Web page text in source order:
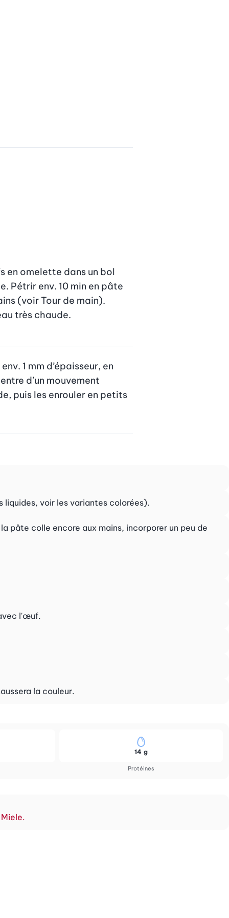
en omelette dans un bol
env. 10 min en pâte
(voir Tour de main).
très chaude.
1 mm d’épaisseur, en
d’un mouvement
puis les enrouler en petits
liquides, voir les variantes colorées).
pâte colle encore aux mains, incorporer un peu de
l'œuf.
la couleur.
Protéines
14 g